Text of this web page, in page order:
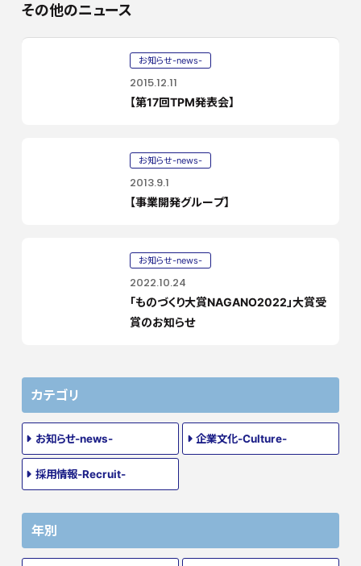
その他のニュース
お知らせ-news-
2015.12.11
【第17回TPM発表会】
お知らせ-news-
2013.9.1
【事業開発グループ】
お知らせ-news-
2022.10.24
「ものづくり大賞NAGANO2022」大賞受
賞のお知らせ
カテゴリ
お知らせ-news- 企業文化-Culture-
採用情報-Recruit-
年別